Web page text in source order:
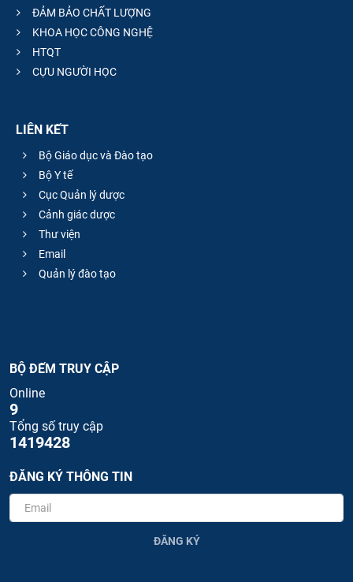
ĐẢM BẢO CHẤT LƯỢNG
KHOA HỌC CÔNG NGHỆ
HTQT
CỰU NGƯỜI HỌC
LIÊN KẾT
Bộ Giáo dục và Đào tạo
Bộ Y tế
Cục Quản lý dược
Cảnh giác dược
Thư viện
Email
Quản lý đào tạo
BỘ ĐẾM TRUY CẬP
Online
9
Tổng số truy cập
1419428
ĐĂNG KÝ THÔNG TIN
ĐĂNG KÝ